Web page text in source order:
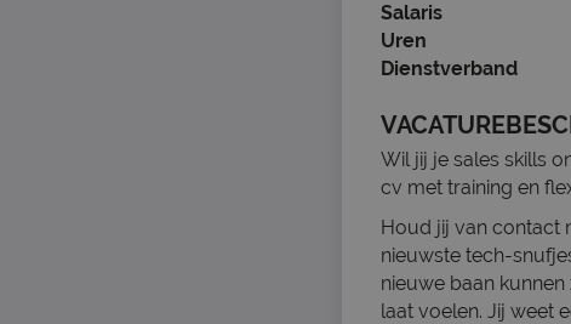
Salaris
Uren
Dienstverband
Wil jij je sales skills
cv met training en
Houd jij van contact
nieuwste tech-
nieuwe baan
laat voelen. Jij weet